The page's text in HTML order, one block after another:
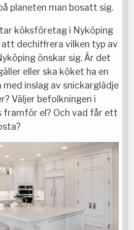
planeten man bosatt sig.
köksföretag i Nyköping
dechiffrera vilken typ av
önskar sig. Är det
eller ska köket ha en
med inslag av snickarglädje
Väljer befolkningen i
framför el? Och vad får ett